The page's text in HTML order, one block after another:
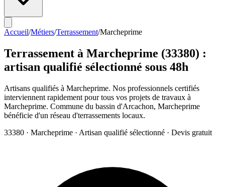
Accueil/Métiers/Terrassement/Marcheprime
Terrassement à Marcheprime (33380) :
artisan qualifié sélectionné sous 48h
Artisans qualifiés à Marcheprime. Nos professionnels certifiés
interviennent rapidement pour tous vos projets de travaux à
Marcheprime. Commune du bassin d'Arcachon, Marcheprime
bénéficie d'un réseau d'terrassements locaux.
33380 · Marcheprime · Artisan qualifié sélectionné · Devis gratuit